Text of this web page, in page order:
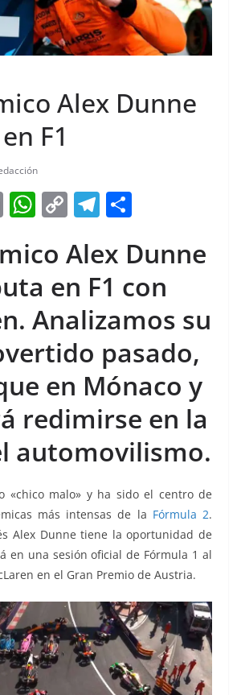
Alex Dunne
F1
E
ai
l
W
at
s
A
p
p
C
p
y
Li
n
k
T
e
gr
a
m
ar
e
Alex Dunne
en F1 con
Analizamos su
pasado,
en Mónaco y
redimirse en la
automovilismo.
«chico malo» y ha sido el centro de
más intensas de la Fórmula 2.
Alex Dunne tiene la oportunidad de
en una sesión oficial de Fórmula 1 al
en el Gran Premio de Austria.